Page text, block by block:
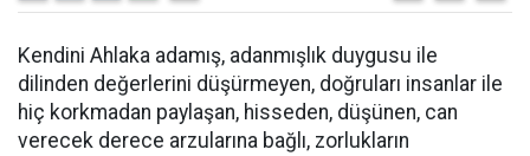
Kendini Ahlaka adamış, adanmışlık duygusu ile
dilinden değerlerini düşürmeyen, doğruları insanlar ile
hiç korkmadan paylaşan, hisseden, düşünen, can
verecek derece arzularına bağlı, zorlukların